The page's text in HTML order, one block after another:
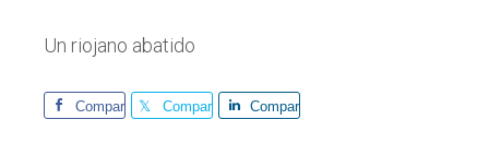
Un riojano abatido
Comparte Comparte Comparte